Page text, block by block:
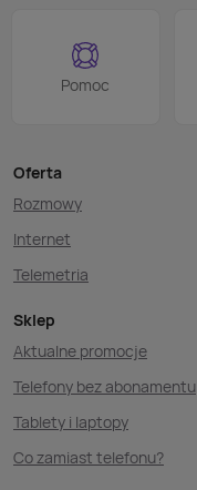
Pomoc
Oferta
Rozmowy
Internet
Telemetria
Sklep
Aktualne promocje
Telefony bez abonamentu
Tablety i laptopy
Co zamiast telefonu?